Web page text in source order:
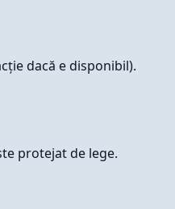
dacă e disponibil).
protejat de lege.